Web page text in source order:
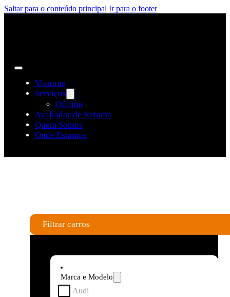
Saltar para o conteúdo principal Ir para o footer
Viaturas
Serviços
Oficina
Avaliador de Retoma
Quem Somos
Onde Estamos
Filtrar carros
Marca e Modelo
Audi